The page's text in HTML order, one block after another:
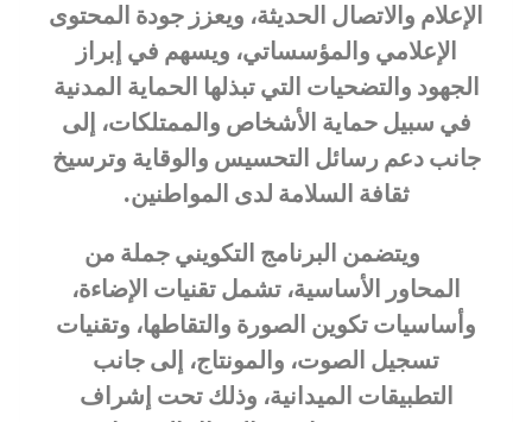
الإعلام والاتصال الحديثة، ويعزز جودة المحتوى
الإعلامي والمؤسساتي، ويسهم في إبراز
الجهود والتضحيات التي تبذلها الحماية المدنية
في سبيل حماية الأشخاص والممتلكات، إلى
جانب دعم رسائل التحسيس والوقاية وترسيخ
ثقافة السلامة لدى المواطنين.
ويتضمن البرنامج التكويني جملة من
المحاور الأساسية، تشمل تقنيات الإضاءة،
وأساسيات تكوين الصورة والتقاطها، وتقنيات
تسجيل الصوت، والمونتاج، إلى جانب
التطبيقات الميدانية، وذلك تحت إشراف